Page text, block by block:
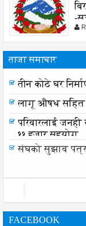
-
ताजा समाचार
तीन कोठे घर
तीन कोठे घर
लागू औषध सहित
परिवारलाई
११ हजार सहयोग
संघको सुझाव
FACEBOOK